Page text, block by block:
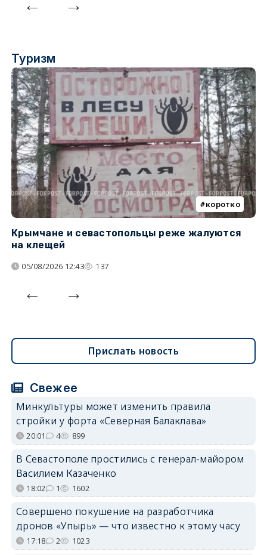
Туризм
коротко
Крымчане и севастопольцы реже жалуются
на клещей
05/08/2026 12:43 137
Прислать новость
Свежее
Минкультуры может изменить правила
стройки у форта «Северная Балаклава»
20:01 4 899
В Севастополе простились с генерал-майором
Василием Казаченко
18:02 1 1602
Совершено покушение на разработчика
дронов «Упырь» — что известно к этому часу
17:18 2 1023